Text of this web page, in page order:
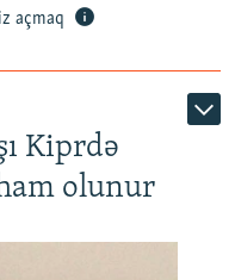
açmaq
Kiprdə
olunur